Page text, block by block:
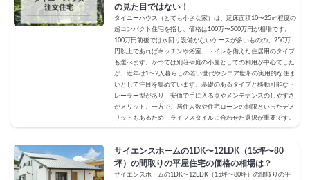
の見た目ではない！
タイニーハウス（とても小さな家）は、延床面積10〜25㎡程度の
超コンパクト住宅を指し、価格は100万〜500万円が相場です。
100万円前後では水回り設備がないケースが多いものの、250万
円以上であればキッチンや浴室、トイレを備えた住居用のタイプ
も選べます。かつては別荘や庭の小屋としての利用が中心でした
が、近年は1〜2人暮らしの若い世代やシニア世帯の実用的な住ま
いとして注目を集めています。基礎のあるタイプと移動可能なト
レーラー型があり、安価で手に入る点やメンテナンスのしやすさ
がメリット。一方で、居住人数や住宅ローンの制限といったデメ
リットもあるため、ライフスタイルに合わせた選択が重要です。
サイエンスホームの1DK〜12LDK（15坪〜80
坪）の間取りの平屋住宅の価格の相場は？
サイエンスホームの1DK〜12LDK（15坪〜80坪）の間取りの平